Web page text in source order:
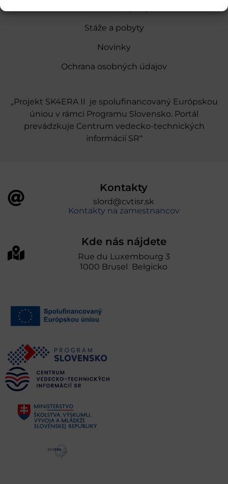
Stáže a pobyty
Novinky
Ochrana osobných údajov
„Projekt SK4ERA II je spolufinancovaný Európskou
úniou v rámci Programu Slovensko. Portál
prevádzkuje Centrum vedecko-technických
informácií SR“
Kontakty
slord@cvtisr.sk
Kontakty na zamestnancov
Kde nás nájdete
Rue du Luxembourg 3
1000 Brusel Belgicko